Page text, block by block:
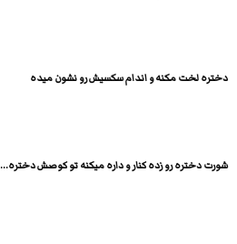
دختره لخت مکنه و اندام سکسیش رو نشون میده
شورت دختره رو زده کنار و داره میکنه تو کوصش دختره...